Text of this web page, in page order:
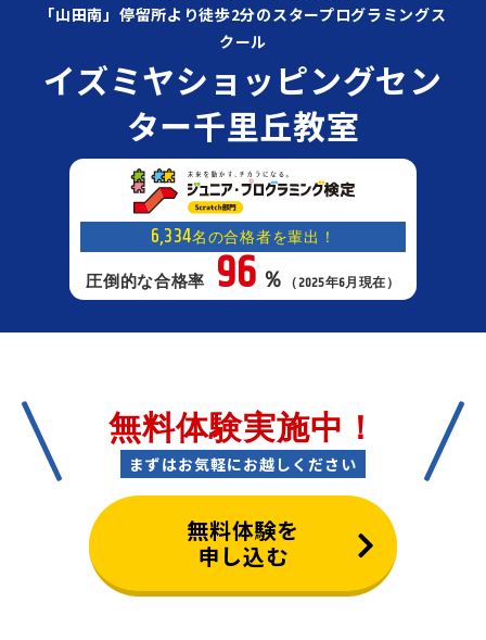
「山田南」停留所より徒歩2分のスタープログラミングス
クール
イズミヤショッピングセン
ター千里丘教室
6,334名の合格者を輩出！
圧倒的な合格率 96 ％ （2025年6月現在）
無料体験実施中！
まずはお気軽にお越しください
無料体験を
申し込む